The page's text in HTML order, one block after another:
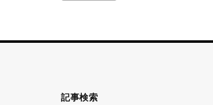
記事検索